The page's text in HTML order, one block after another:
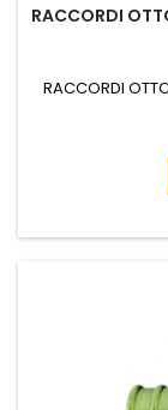
RACCORDI
RACCORDI